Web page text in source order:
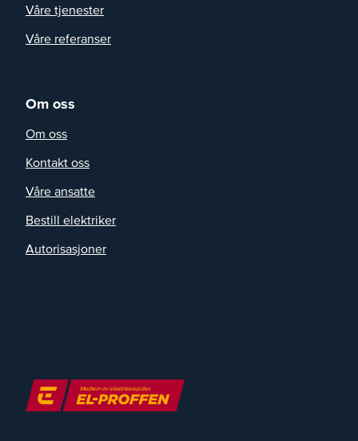
Våre tjenester
Våre referanser
Om oss
Om oss
Kontakt oss
Våre ansatte
Bestill elektriker
Autorisasjoner